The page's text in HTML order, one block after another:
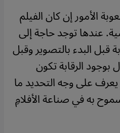
الأمور إن كان الفيلم
عندها توجد حاجة إلى
البدء بالتصوير وقبل
الرقابة تكون
يعرف على وجه التحديد ما
به في صناعة الأفلامِ